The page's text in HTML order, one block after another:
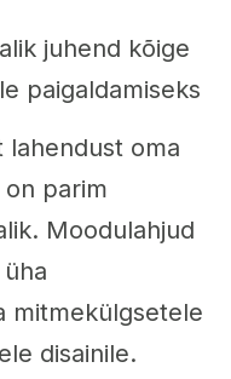
juhend kõige
paigaldamiseks
lahendust oma
on parim
Moodulahjud
mitmekülgsetele
disainile.